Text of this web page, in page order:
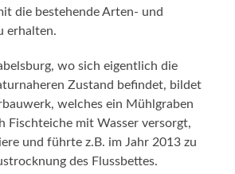
die bestehende Arten- und
erhalten.
wo sich eigentlich die
Zustand befindet, bildet
welches ein Mühlgraben
Fischteiche mit Wasser versorgt,
und führte z.B. im Jahr 2013 zu
des Flussbettes.